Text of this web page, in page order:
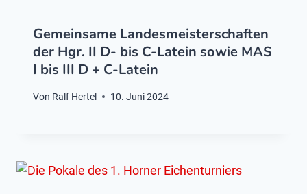
Gemeinsame Landesmeisterschaften
der Hgr. II D- bis C-Latein sowie MAS
I bis III D + C-Latein
Von Ralf Hertel 10. Juni 2024